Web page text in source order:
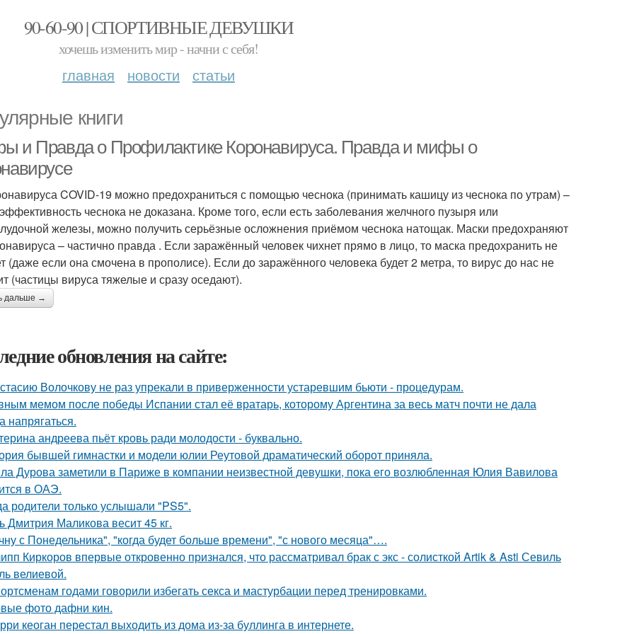
90-60-90 | СПОРТИВНЫЕ ДЕВУШКИ
хочешь изменить мир - начни с себя!
главная новости статьи
книги
и Правда о Профилактике Коронавируса. Правда и мифы о
COVID-19 можно предохраниться с помощью чеснока (принимать кашицу из чеснока по утрам) –
чеснока не доказана. Кроме того, если есть заболевания желчного пузыря или
железы, можно получить серьёзные осложнения приёмом чеснока натощак. Маски предохраняют
– частично правда . Если заражённый человек чихнет прямо в лицо, то маска предохранить не
(даже если она смочена в прополисе). Если до заражённого человека будет 2 метра, то вирус до нас не
(частицы вируса тяжелые и сразу оседают).
дальше →
обновления на сайте:
Волочкову не раз упрекали в приверженности устаревшим бьюти - процедурам.
мемом после победы Испании стал её вратарь, которому Аргентина за весь матч почти не дала
напрягаться.
андреева пьёт кровь ради молодости - буквально.
бывшей гимнастки и модели юлии Реутовой драматический оборот приняла.
Дурова заметили в Париже в компании неизвестной девушки, пока его возлюбленная Юлия Вавилова
в ОАЭ.
родители только услышали "PS5".
Дмитрия Маликова весит 45 кг.
с Понедельника", "когда будет больше времени", "с нового месяца"….
Киркоров впервые откровенно признался, что рассматривал брак с экс - солисткой Artik & Asti Севиль
велиевой.
годами говорили избегать секса и мастурбации перед тренировками.
фото дафни кин.
кеоган перестал выходить из дома из-за буллинга в интернете.